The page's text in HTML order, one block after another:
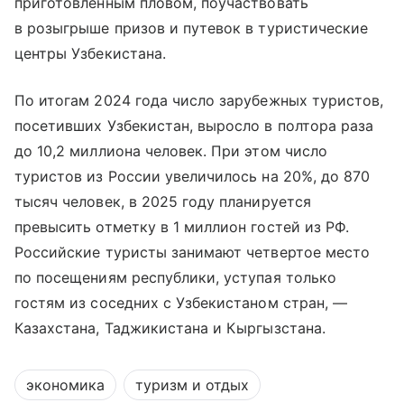
в розыгрыше призов и путевок в туристические
центры Узбекистана.
По итогам 2024 года число зарубежных туристов,
посетивших Узбекистан, выросло в полтора раза
до 10,2 миллиона человек. При этом число
туристов из России увеличилось на 20%, до 870
тысяч человек, в 2025 году планируется
превысить отметку в 1 миллион гостей из РФ.
Российские туристы занимают четвертое место
по посещениям республики, уступая только
гостям из соседних с Узбекистаном стран, —
Казахстана, Таджикистана и Кыргызстана.
экономика туризм и отдых